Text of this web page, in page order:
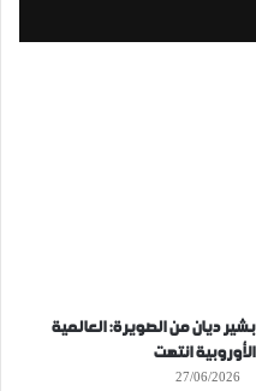
بشير ديان من الصويرة: العالمية
الأوروبية انتهت
27/06/2026